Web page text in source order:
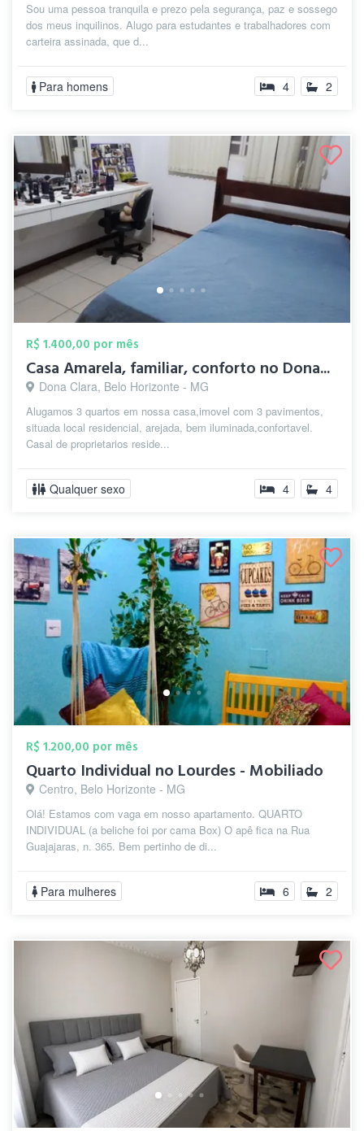
Sou uma pessoa tranquila e prezo pela segurança, paz e sossego
dos meus inquilinos. Alugo para estudantes e trabalhadores com
carteira assinada, que d...
Para homens 4 2
R$ 1.400,00 por mês
Casa Amarela, familiar, conforto no Dona...
Dona Clara, Belo Horizonte - MG
Alugamos 3 quartos em nossa casa,imovel com 3 pavimentos,
situada local residencial, arejada, bem iluminada,confortavel.
Casal de proprietarios reside...
Qualquer sexo 4 4
R$ 1.200,00 por mês
Quarto Individual no Lourdes - Mobiliado
Centro, Belo Horizonte - MG
Olá! Estamos com vaga em nosso apartamento. QUARTO
INDIVIDUAL (a beliche foi por cama Box) O apê fica na Rua
Guajajaras, n. 365. Bem pertinho de di...
Para mulheres 6 2